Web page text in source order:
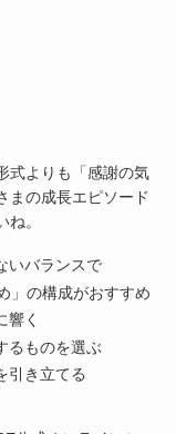
式よりも「感謝の気
まの成長エピソード
。
いバランスで
の構成がおすすめ
響く
るものを選ぶ
引き立てる